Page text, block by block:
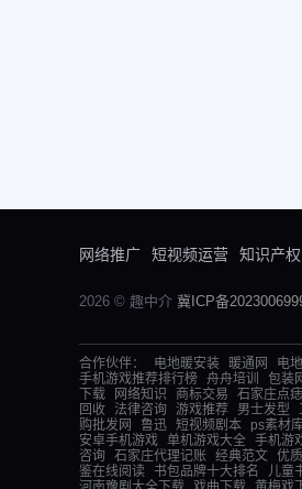
网络推广 短视频运营 知识产权
2026 © 趣中介 冀ICP备
合作伙伴： 电地暖安装 暖通网 电
手机游戏推荐排行榜 舟舟培训 包装
下载
网络知识 商标交易 石家庄点痣
回收
法律咨询 游戏推荐 男士发型
购批发网
鲁迅 短视频剧本 ps素材
安卓手机游戏 单机游戏大全 手机游
咨询 石家庄代理记账 经典范文 优
鉴在线阅读 书包品牌十大排名 儿童